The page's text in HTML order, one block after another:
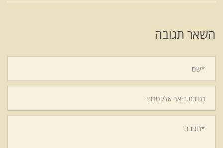
השאר תגובה